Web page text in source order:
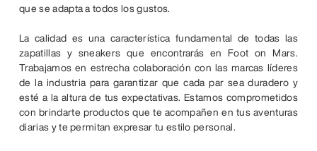
que se adapta a todos los gustos.
La calidad es una característica fundamental de todas las
zapatillas y sneakers que encontrarás en Foot on Mars.
Trabajamos en estrecha colaboración con las marcas líderes
de la industria para garantizar que cada par sea duradero y
esté a la altura de tus expectativas. Estamos comprometidos
con brindarte productos que te acompañen en tus aventuras
diarias y te permitan expresar tu estilo personal.